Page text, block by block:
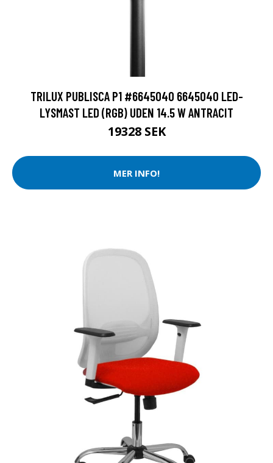
TRILUX PUBLISCA P1 #6645040 6645040 LED-
LYSMAST LED (RGB) UDEN 14.5 W ANTRACIT
19328 SEK
MER INFO!